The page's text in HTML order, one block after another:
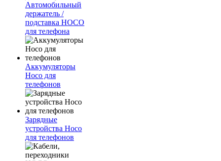
Автомобильный
держатель /
подставка HOCO
для телефона
Аккумуляторы
Hoco для
телефонов
Зарядные
устройства Hoco
для телефонов